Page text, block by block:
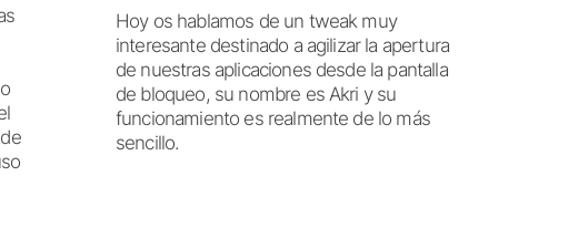
Hoy os hablamos de un tweak muy
interesante destinado a agilizar la apertura
de nuestras aplicaciones desde la pantalla
de bloqueo, su nombre es Akri y su
funcionamiento es realmente de lo más
sencillo.